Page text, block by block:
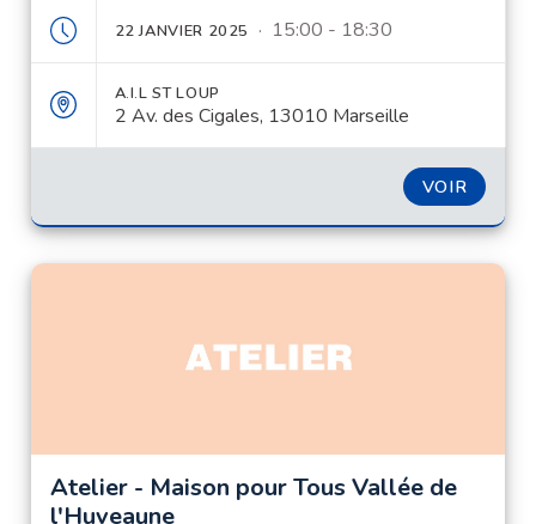
22 JANVIER 2025 · 15:00 - 18:30
A.I.L ST LOUP
2 Av. des Cigales, 13010 Marseille
VOIR
Atelier - Maison pour Tous Vallée de
l'Huveaune